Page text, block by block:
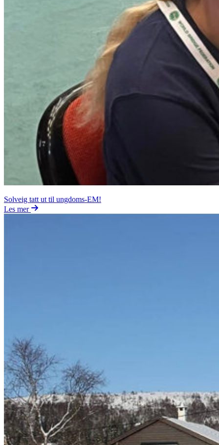
Solveig tatt ut til ungdoms-EM!
Les mer